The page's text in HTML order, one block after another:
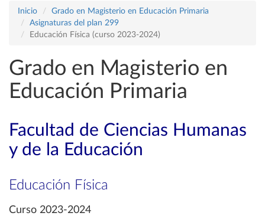
Inicio
Grado en Magisterio en Educación Primaria
Asignaturas del plan 299
Educación Física (curso 2023-2024)
Grado en Magisterio en
Educación Primaria
Facultad de Ciencias Humanas
y de la Educación
Educación Física
Curso 2023-2024